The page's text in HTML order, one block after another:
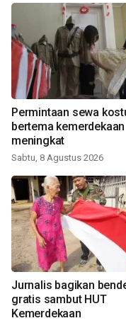
Permintaan sewa
bertema kemerdekaan
meningkat
Sabtu, 8 Agustus 2026
Jurnalis bagikan
gratis sambut HUT
Kemerdekaan